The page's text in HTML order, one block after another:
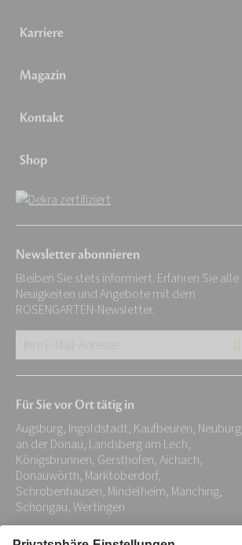
Karriere
Magazin
Kontakt
Shop
Newsletter abonnieren
Bleiben Sie stets informiert. Erfahren Sie alle
Neuigkeiten und Angebote mit dem
ROSENGARTEN-Newsletter.
E-
Adresse:
*
Für Sie vor Ort tätig in
Augsburg, Ingoldstadt, Kaufbeuren, Neuburg
an der Donau, Landsberg am Lech,
Königsbrunnen, Gersthofen, Aichach,
Donauwörth, Marktoberdorf,
Schrobenhausen, Mindelheim, Manching,
Schongau, Wertingen